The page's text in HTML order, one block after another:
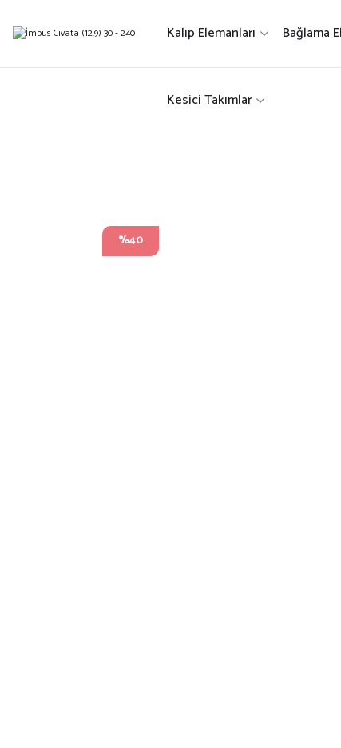
Kalıp Elemanları Bağlama
Kesici Takımlar
%40